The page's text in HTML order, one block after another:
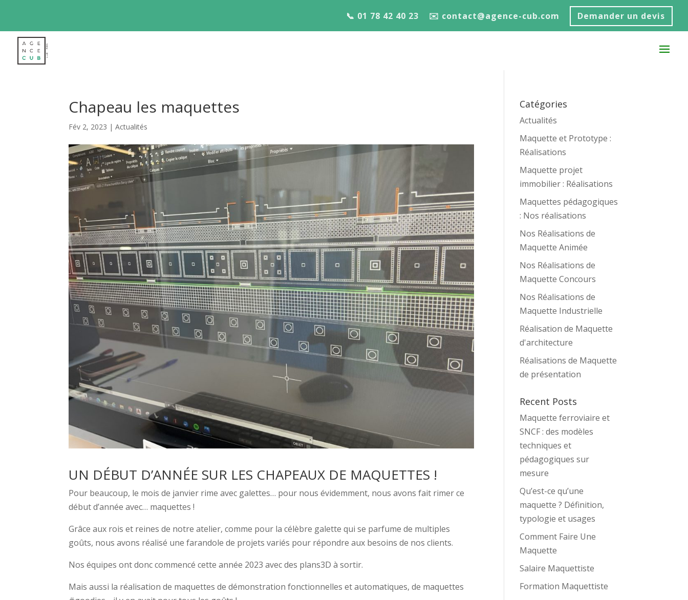
📞 01 78 42 40 23 ✉️ contact@agence-cub.com Demander un devis
Chapeau les maquettes
Fév 2, 2023 |Actualités
UN DÉBUT D’ANNÉE SUR LES CHAPEAUX DE MAQUETTES !
Pour beaucoup, le mois de janvier rime avec galettes… pour nous évidemment, nous avons fait rimer ce
début d’année avec… maquettes !
Grâce aux rois et reines de notre atelier, comme pour la célèbre galette qui se parfume de multiples
goûts, nous avons réalisé une farandole de projets variés pour répondre aux besoins de nos clients.
Nos équipes ont donc commencé cette année 2023 avec des plans3D à sortir.
Mais aussi la réalisation de maquettes de démonstration fonctionnelles et automatiques, de maquettes
Catégories
Actualités
Maquette et Prototype :
Réalisations
Maquette projet
immobilier : Réalisations
Maquettes pédagogiques
: Nos réalisations
Nos Réalisations de
Maquette Animée
Nos Réalisations de
Maquette Concours
Nos Réalisations de
Maquette Industrielle
Réalisation de Maquette
d'architecture
Réalisations de Maquette
de présentation
Recent Posts
Maquette ferroviaire et
SNCF : des modèles
techniques et
pédagogiques sur
mesure
Qu’est-ce qu’une
maquette ? Définition,
typologie et usages
Comment Faire Une
Maquette
Salaire Maquettiste
Formation Maquettiste